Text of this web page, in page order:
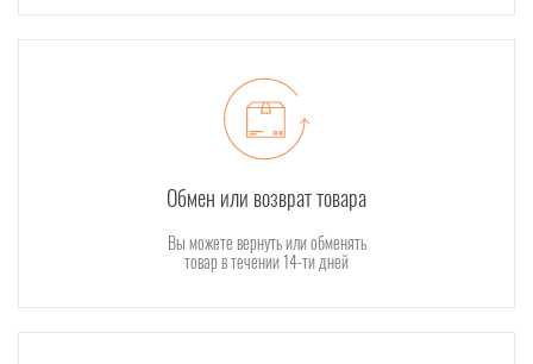
Обмен или возврат товара
Вы можете вернуть или обменять
товар в течении 14-ти дней